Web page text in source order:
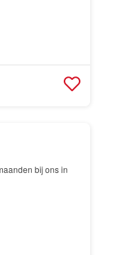
bij ons in